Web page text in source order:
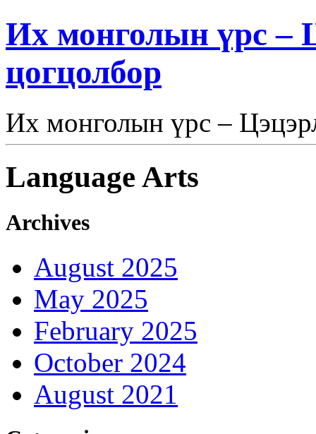
Их монголын үрс –
цогцолбор
Их монголын үрс –
Language Arts
Archives
August 2025
May 2025
February 2025
October 2024
August 2021